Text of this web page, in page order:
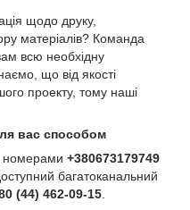
щодо друку,
матеріалів? Команда
всю необхідну
що від якості
проекту, тому наші
вас способом
номерами +380673179749
багатоканальний
(44) 462-09-15